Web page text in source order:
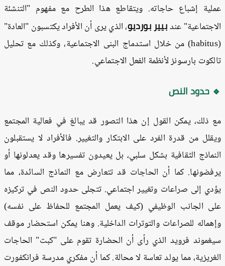
إشباع حاجاته. ويتقاطع هذا الطرح مع مفهوم "التنشئة
عندبيير بورديو، الذي يرى أن الأفراد يكتسبون "العادة"
(habitus) من خلال استدماج البنى الاجتماعية، وكذلك مع تحليل
بارسونز لأنظمة الفعل الاجتماعي.
حدود النص
ذلك، يمكن القول إن هذا التصور قد يبالغ في فعالية المجتمع
من قدرة الفرد على الابتكار والتغيير. فالأفراد لا يستقبلون
الثقافية بشكل سلبي، بل يعيدون تفسيرها وقد يعدلونها أو
كما أن الحاجات قد تتعارض مع النماذج السائدة، مما
إلى صراعات وتغيير اجتماعي. تتجلى حدود النص في تركيزه
الجانب الوظيفي (كيف يعمل المجتمع للحفاظ على نفسه)
للصراعات والتوترات الداخلية. وهنا يمكن استحضار موقف
فرويد الذي رأى أن الحضارة تقوم على "كبت" الحاجات
مما يولد تعاسة لا محالة. كما أن مفكري مدرسة فرانكفورت